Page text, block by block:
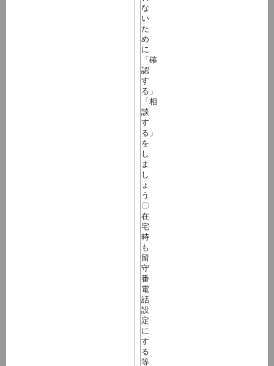
な
い
た
め
に
「確
認
す
る」
「相
談
す
る」
を
し
ま
し
ょ
う
〇
在
宅
時
も
留
守
番
電
話
設
定
に
す
る
等